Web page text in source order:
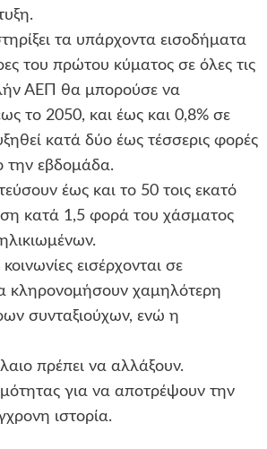
τα υπάρχοντα εισοδήματα
του πρώτου κύματος σε όλες τις
ΑΕΠ θα μπορούσε να
το 2050, και έως και 0,8% σε
κατά δύο έως τέσσερις φορές
την εβδομάδα.
έως και το 50 τοις εκατό
κατά 1,5 φορά του χάσματος
εισέρχονται σε
κληρονομήσουν χαμηλότερη
συνταξιούχων, ενώ η
πρέπει να αλλάξουν.
για να αποτρέψουν την
ιστορία.